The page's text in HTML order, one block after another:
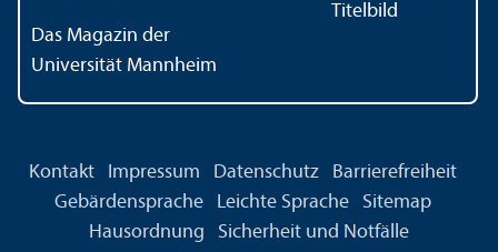
Das Magazin der
Universität Mannheim
Kontakt Impressum Datenschutz
Barrierefreiheit
Gebärdensprache
Leichte Sprache
Sitemap
Hausordnung
Sicherheit und Notfälle